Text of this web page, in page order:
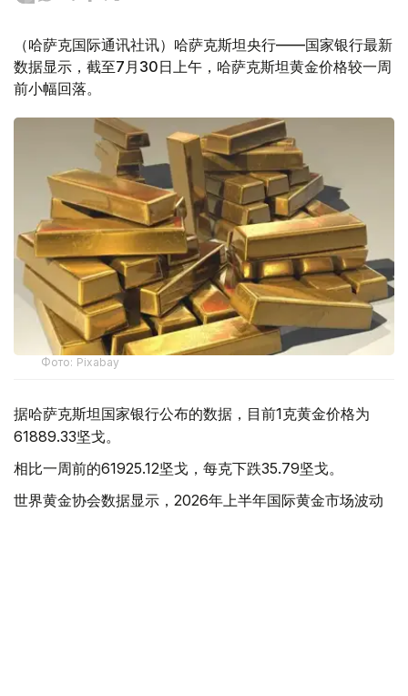
（哈萨克国际通讯社讯）哈萨克斯坦央行——国家银行最新
数据显示，截至7月30日上午，哈萨克斯坦黄金价格较一周
前小幅回落。
Фото: Pixabay
据哈萨克斯坦国家银行公布的数据，目前1克黄金价格为
61889.33坚戈。
相比一周前的61925.12坚戈，每克下跌35.79坚戈。
世界黄金协会数据显示，2026年上半年国际黄金市场波动